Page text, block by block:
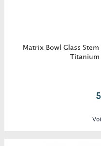
Matrix Bowl Glass
Titanium